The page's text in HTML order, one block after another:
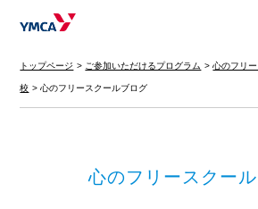
トップページ ご参加いただけるプログラム 心のフリ
校 心のフリースクールブログ
心のフリースクー